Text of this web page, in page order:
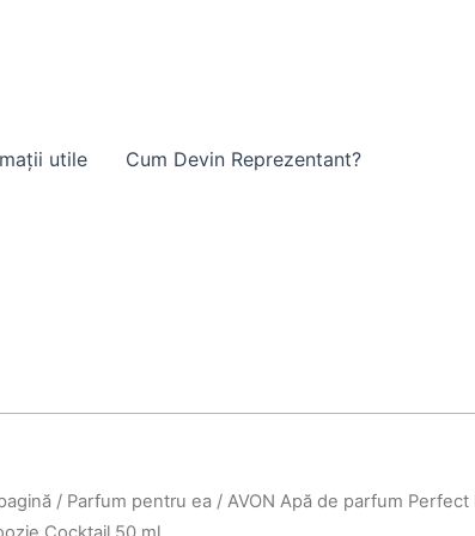
utile Cum Devin Reprezentant?
/ Parfum pentru ea / AVON Apă de parfum